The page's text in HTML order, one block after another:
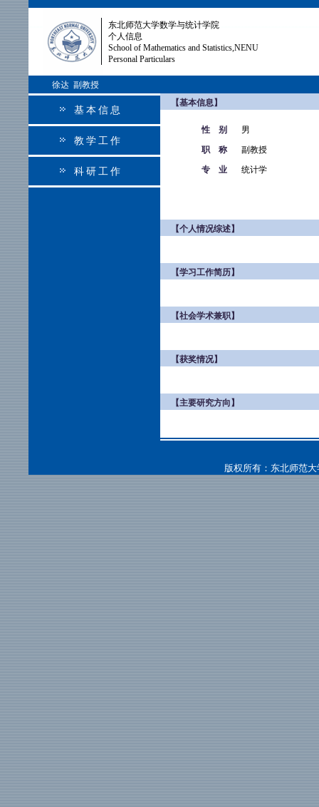
东北师范大学数学与统计学院
个人信息
School of Mathematics and Statistics,NENU
Personal Particulars
徐达 副教授
基本信息
教学工作
科研工作
【基本信息】
性 别
男
职 称
副教授
专 业
统计学
【个人情况综述】
【学习工作简历】
【社会学术兼职】
【获奖情况】
【主要研究方向】
版权所有：东北师范